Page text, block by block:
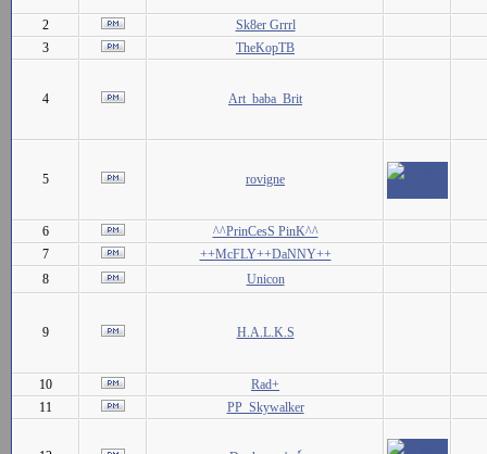
2
Sk8er Grrrl
3
TheKopTB
4 Art_baba_Brit
5 rovigne
6
^^PrinCesS PinK^^
7
++McFLY++DaNNY++
8
Unicon
9 H.A.L.K.S
10
Rad+
11
PP_Skywalker